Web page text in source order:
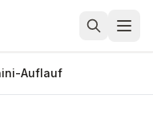
Auflauf